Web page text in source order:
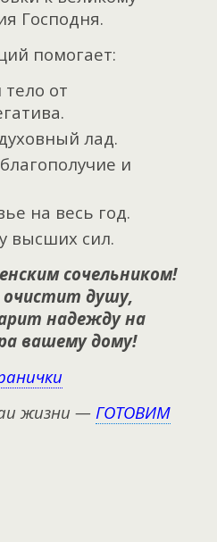
Господня.
помогает:
от
лад.
и
на весь год.
высших сил.
сочельником!
очистит душу,
надежду на
вашему дому!
жизни — ГОТОВИМ